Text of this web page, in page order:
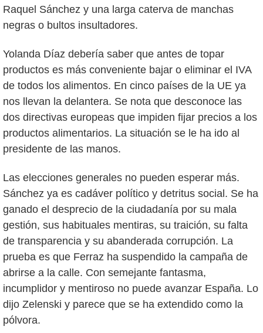
Raquel Sánchez y una larga caterva de manchas
negras o bultos insultadores.
Yolanda Díaz debería saber que antes de topar
productos es más conveniente bajar o eliminar el IVA
de todos los alimentos. En cinco países de la UE ya
nos llevan la delantera. Se nota que desconoce las
dos directivas europeas que impiden fijar precios a los
productos alimentarios. La situación se le ha ido al
presidente de las manos.
Las elecciones generales no pueden esperar más.
Sánchez ya es cadáver político y detritus social. Se ha
ganado el desprecio de la ciudadanía por su mala
gestión, sus habituales mentiras, su traición, su falta
de transparencia y su abanderada corrupción. La
prueba es que Ferraz ha suspendido la campaña de
abrirse a la calle. Con semejante fantasma,
incumplidor y mentiroso no puede avanzar España. Lo
dijo Zelenski y parece que se ha extendido como la
pólvora.